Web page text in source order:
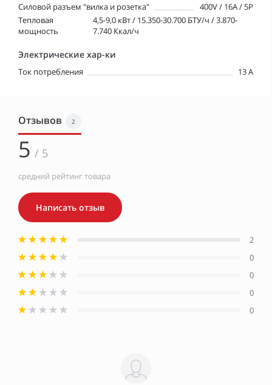
Силовой разъем "вилка и розетка"
400V / 16A / 5P
Тепловая
мощность
4,5-9,0 кВт / 15.350-30.700 БТУ/ч / 3.870-
7.740 Ккал/ч
Электрические хар-ки
Ток потребления 13 A
Отзывов 2
5 / 5
средний рейтинг товара
Написать отзыв
2
0
0
0
0